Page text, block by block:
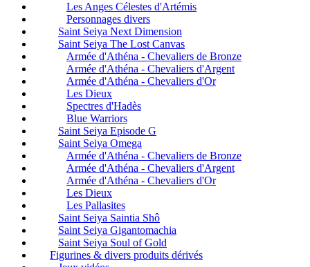
Les Anges Célestes d'Artémis
Personnages divers
Saint Seiya Next Dimension
Saint Seiya The Lost Canvas
Armée d'Athéna - Chevaliers de Bronze
Armée d'Athéna - Chevaliers d'Argent
Armée d'Athéna - Chevaliers d'Or
Les Dieux
Spectres d'Hadès
Blue Warriors
Saint Seiya Episode G
Saint Seiya Omega
Armée d'Athéna - Chevaliers de Bronze
Armée d'Athéna - Chevaliers d'Argent
Armée d'Athéna - Chevaliers d'Or
Les Dieux
Les Pallasites
Saint Seiya Saintia Shô
Saint Seiya Gigantomachia
Saint Seiya Soul of Gold
Figurines & divers produits dérivés